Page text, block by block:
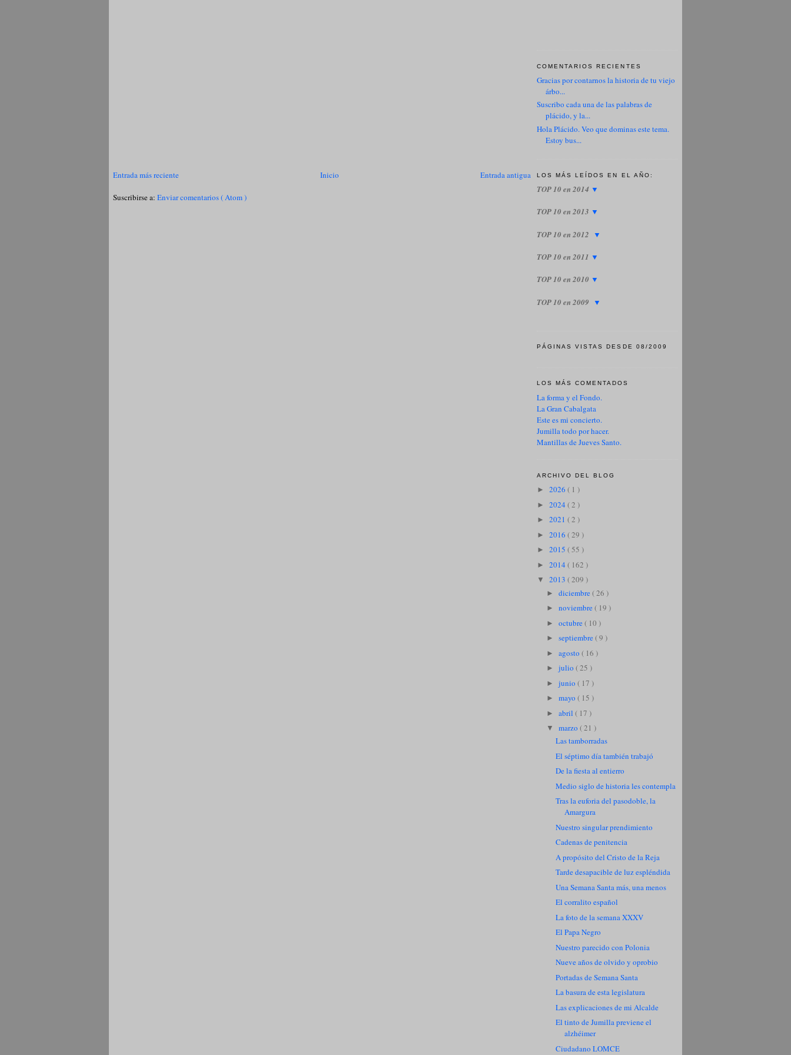
Entrada más reciente Entrada antigua
Inicio
Suscribirse a: Enviar comentarios ( Atom )
COMENTARIOS RECIENTES
Gracias por contarnos la historia de tu viejo
árbo...
Suscribo cada una de las palabras de
plácido, y la...
Hola Plácido. Veo que dominas este tema.
Estoy bus...
LOS MÁS LEÍDOS EN EL AÑO:
TOP 10 en 2014 ▼
TOP 10 en 2013 ▼
TOP 10 en 2012 ▼
TOP 10 en 2011 ▼
TOP 10 en 2010 ▼
TOP 10 en 2009 ▼
PÁGINAS VISTAS DESDE 08/2009
LOS MÁS COMENTADOS
La forma y el Fondo.
La Gran Cabalgata
Este es mi concierto.
Jumilla todo por hacer.
Mantillas de Jueves Santo.
ARCHIVO DEL BLOG
► 2026 ( 1 )
► 2024 ( 2 )
► 2021 ( 2 )
► 2016 ( 29 )
► 2015 ( 55 )
► 2014 ( 162 )
▼ 2013 ( 209 )
► diciembre( 26 )
► noviembre( 19 )
► octubre( 10 )
► septiembre( 9 )
► agosto ( 16 )
► julio ( 25 )
► junio ( 17 )
► mayo ( 15 )
► abril ( 17 )
▼ marzo ( 21 )
Las tamborradas
El séptimo día también trabajó
De la fiesta al entierro
Medio siglo de historia les contempla
Tras la euforia del pasodoble, la
Amargura
Nuestro singular prendimiento
Cadenas de penitencia
A propósito del Cristo de la Reja
Tarde desapacible de luz espléndida
Una Semana Santa más, una menos
El corralito español
La foto de la semana XXXV
El Papa Negro
Nuestro parecido con Polonia
Nueve años de olvido y oprobio
Portadas de Semana Santa
La basura de esta legislatura
Las explicaciones de mi Alcalde
El tinto de Jumilla previene el
alzhéimer
Ciudadano LOMCE